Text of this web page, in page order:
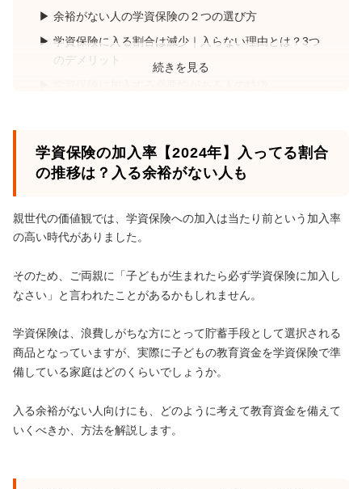
余裕がない人の学資保険の２つの選び方
学資保険に入る割合は減少｜入らない理由とは？3つ
のデメリット
け早めがおすすめ
学資保険の加入でチェックする3つのポイント
に相談してみよう
続きを見る
学資保険の加入率【2024年】入ってる割合
の推移は？入る余裕がない人も
親世代の価値観では、学資保険への加入は当たり前という加入率
の高い時代がありました。
そのため、ご両親に「子どもが生まれたら必ず学資保険に加入し
なさい」と言われたことがあるかもしれません。
学資保険は、浪費しがちな方にとって貯蓄手段として選択される
商品となっていますが、実際に子どもの教育資金を学資保険で準
備している家庭はどのくらいでしょうか。
入る余裕がない人向けにも、どのように考えて教育資金を備えて
いくべきか、方法を解説します。